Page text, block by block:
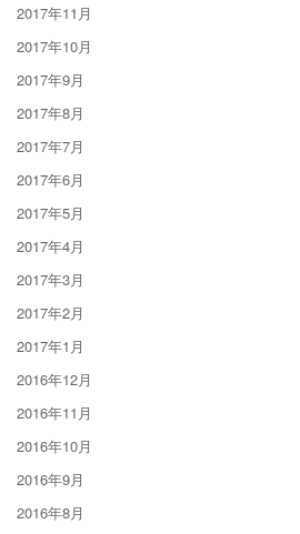
2017年11月
2017年10月
2017年9月
2017年8月
2017年7月
2017年6月
2017年5月
2017年4月
2017年3月
2017年2月
2017年1月
2016年12月
2016年11月
2016年10月
2016年9月
2016年8月